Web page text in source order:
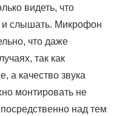
видеть, что
и слышать. Микрофон
что даже
так как
а качество звука
монтировать не
над тем